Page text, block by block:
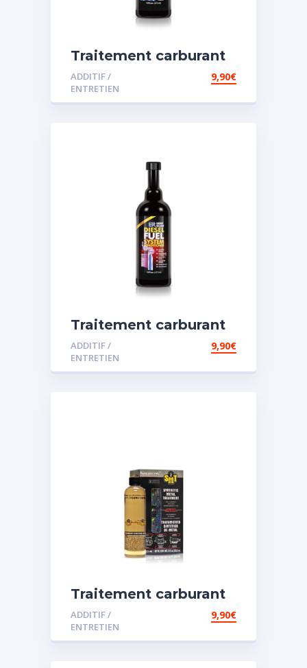
Traitement carburant
diesel et essence
ADDITIF /
ENTRETIEN
9,90€
Traitement carburant
spécial diesel
ADDITIF /
ENTRETIEN
9,90€
Traitement carburant
spécial essence
ADDITIF /
ENTRETIEN
9,90€